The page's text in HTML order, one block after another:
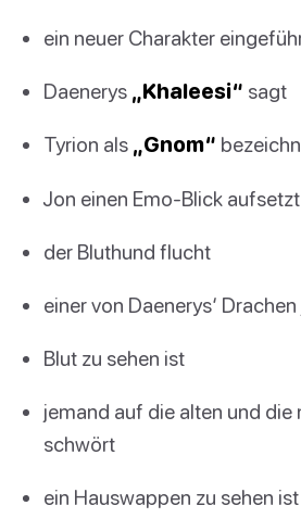
ein neuer Charakter
Daenerys „Khaleesi“ sagt
Tyrion als „Gnom“
Jon einen Emo-Blick aufsetzt
der Bluthund flucht
einer von Daenerys‘
Blut zu sehen ist
jemand auf die alten und die
schwört
ein Hauswappen zu sehen ist